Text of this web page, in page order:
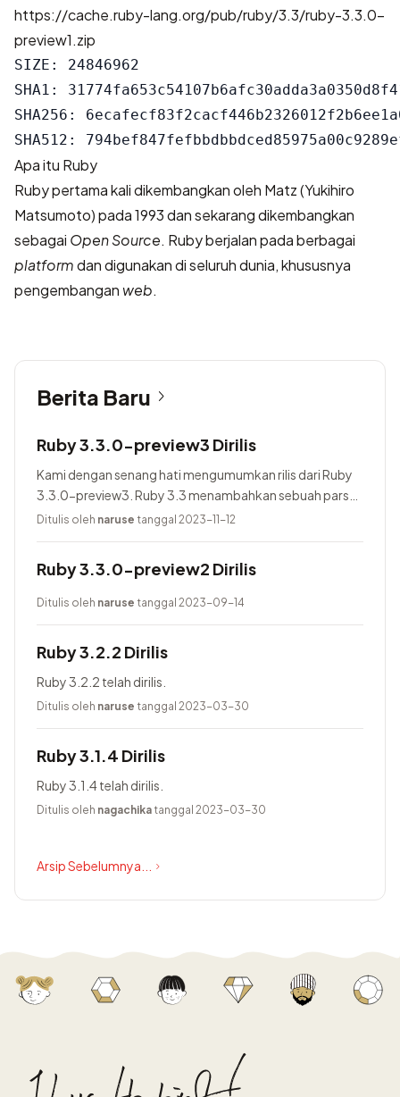
https://cache.ruby-lang.org/pub/ruby/3.3/ruby-3.3.0-
preview1.zip
SIZE: 24846962
SHA1:
SHA256:
Apa itu Ruby
Ruby pertama kali dikembangkan oleh Matz (Yukihiro
Matsumoto) pada 1993 dan sekarang dikembangkan
sebagai Open Source. Ruby berjalan pada berbagai
platformdan digunakan di seluruh dunia, khususnya
pengembanganweb.
Berita Baru
Ruby 3.3.0-preview3 Dirilis
Kami dengan senang hati mengumumkan rilis dari Ruby
3.3.0-preview3. Ruby 3.3 menambahkan sebuah parser
baru yang bernama Prism, menggunakan Lrama sebagai
Ditulis oleh naruse tanggal 2023-11-12
Ruby 3.3.0-preview2 Dirilis
Ditulis oleh naruse tanggal 2023-09-14
Ruby 3.2.2 Dirilis
Ruby 3.2.2 telah dirilis.
Ditulis oleh naruse tanggal 2023-03-30
Ruby 3.1.4 Dirilis
Ruby 3.1.4 telah dirilis.
Ditulis oleh nagachika tanggal 2023-03-30
Arsip Sebelumnya...